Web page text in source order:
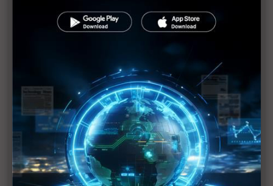
群創將液晶調光技術導入車用 攜CarUX布局智慧座
友達Micro LED進化出擊 尺寸全球最大還覆蓋陸海
電子紙產業鏈齊動員 Touch Taiwan元太大秀生態圈
技術力
BHTC Touch Taiwan初登場 友達秀智慧座艙實力
群創ESG再進化 Touch Taiwan打造低碳樂活館